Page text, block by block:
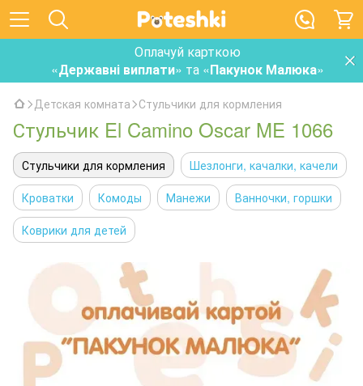
Оплачуй карткою
«Державні виплати» та «Пакунок Малюка»
Детская комната Стульчики для кормления
Стульчик El Camino Oscar ME 1066
Стульчики для кормления
Шезлонги, качалки, качели
Кроватки
Комоды Манежи
Ванночки, горшки
Коврики для детей